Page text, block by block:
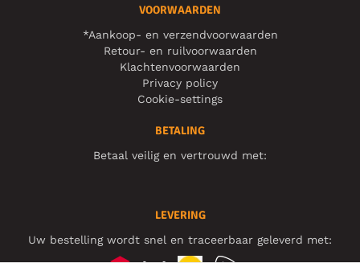
VOORWAARDEN
*Aankoop- en verzendvoorwaarden
Retour- en ruilvoorwaarden
Klachtenvoorwaarden
Privacy policy
Cookie-settings
BETALING
Betaal veilig en vertrouwd met:
LEVERING
Uw bestelling wordt snel en traceerbaar geleverd met: